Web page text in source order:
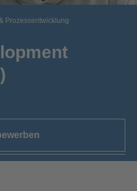
Prozessentwicklung